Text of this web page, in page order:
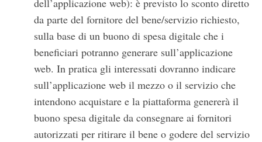
dell’applicazione web): è previsto lo sconto diretto
da parte del fornitore del bene/servizio richiesto,
sulla base di un buono di spesa digitale che i
beneficiari potranno generare sull’applicazione
web. In pratica gli interessati dovranno indicare
sull’applicazione web il mezzo o il servizio che
intendono acquistare e la piattaforma genererà il
buono spesa digitale da consegnare ai fornitori
autorizzati per ritirare il bene o godere del servizio